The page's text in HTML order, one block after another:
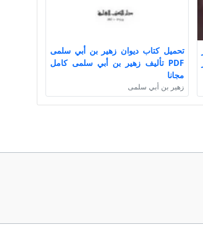
تحميل كتاب ديوان زهير بن أبي سلمى
PDF تأليف زهير بن أبي سلمى كامل
مجانا
زهير بن أبي سلمى